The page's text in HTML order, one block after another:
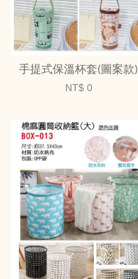
手提式保溫杯套(圖案款)
NT$ 0